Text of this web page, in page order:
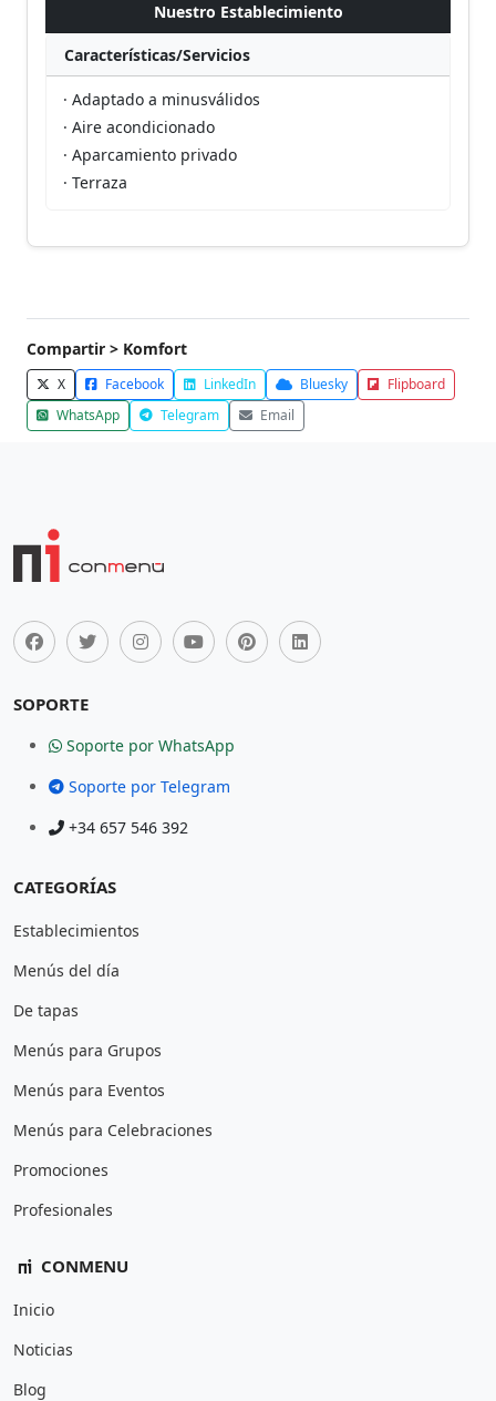
Nuestro Establecimiento
Características/Servicios
· Adaptado a minusválidos
· Aire acondicionado
· Aparcamiento privado
· Terraza
Compartir > Komfort
X Facebook LinkedIn Bluesky
Flipboard
WhatsApp
Telegram Email
SOPORTE
Soporte por WhatsApp
Soporte por Telegram
+34 657 546 392
CATEGORÍAS
Establecimientos
Menús del día
De tapas
Menús para Grupos
Menús para Eventos
Menús para Celebraciones
Promociones
Profesionales
CONMENU
Inicio
Noticias
Blog